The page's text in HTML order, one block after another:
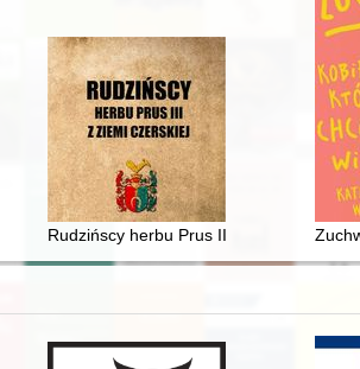
de Courtenay do Jana Karłowicza z lat
Rudzińscy herbu Prus III z ziemi